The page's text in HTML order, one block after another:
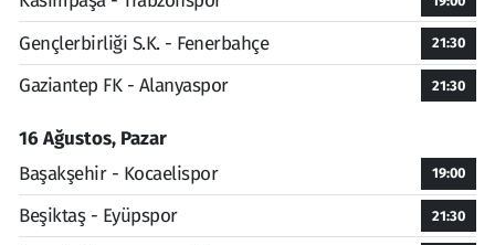
Gençlerbirliği S.K. - Fenerbahçe 21:30
Gaziantep FK - Alanyaspor 21:30
16 Ağustos, Pazar
Başakşehir - Kocaelispor
19:00
Beşiktaş - Eyüpspor 21:30